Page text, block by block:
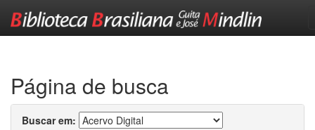
Página de busca
Buscar em: